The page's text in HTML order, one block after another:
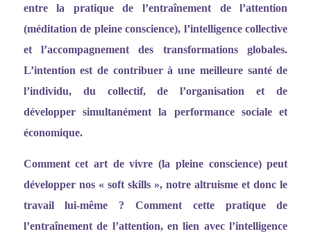
entre la pratique de l’entraînement de l’attention
(méditation de pleine conscience), l’intelligence collective
et l’accompagnement des transformations globales.
L’intention est de contribuer à une meilleure santé de
l’individu, du collectif, de l’organisation et de
développer simultanément la performance sociale et
économique.
Comment cet art de vivre (la pleine conscience) peut
développer nos « soft skills», notre altruisme et donc le
travail lui-même ? Comment cette pratique de
l’entraînement de l’attention, en lien avec l’intelligence